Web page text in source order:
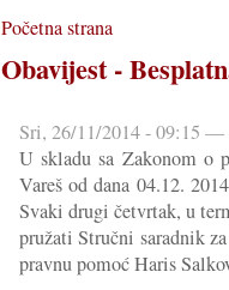
Početna strana
Obavijest -
Sri, 26/11/2014 - 09:15
U skladu sa Zakonom o
Vareš od dana 04.12.
Svaki drugi četvrtak, u
pružati Stručni saradnik
pravnu pomoć Haris